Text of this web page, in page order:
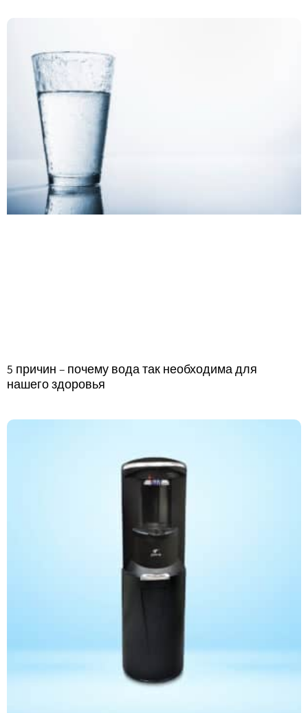
5 причин – почему вода так необходима для
нашего здоровья